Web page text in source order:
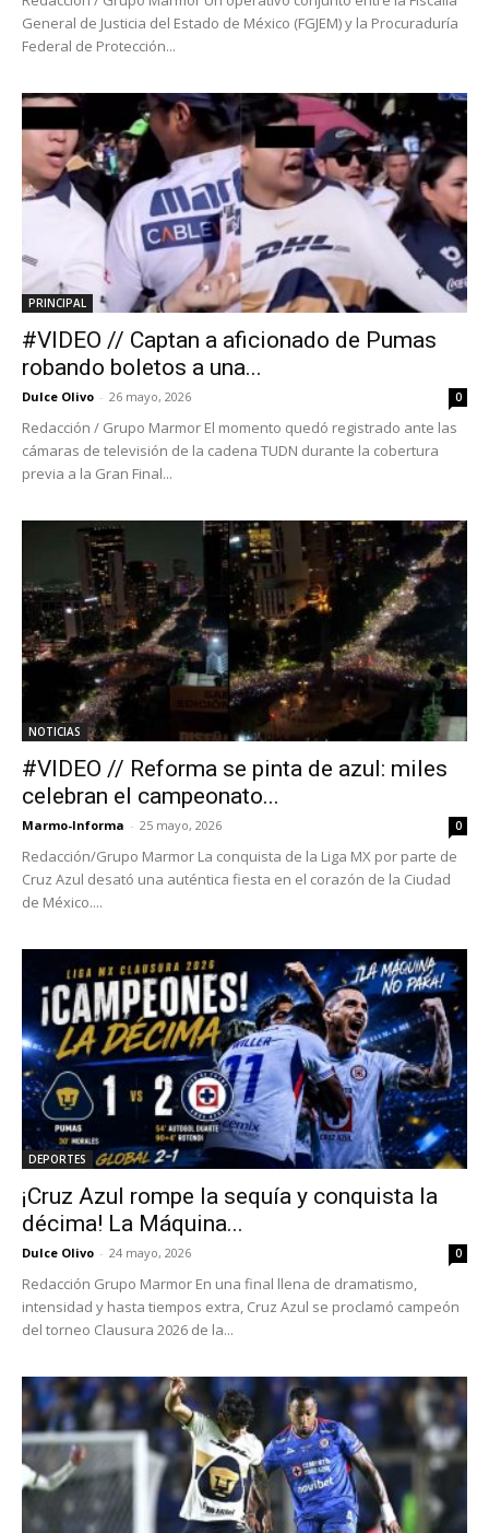
General de Justicia del Estado de México (FGJEM) y la Procuraduría
Federal de Protección...
PRINCIPAL
#VIDEO // Captan a aficionado de Pumas
robando boletos a una...
Dulce Olivo - 26 mayo, 2026 0
Redacción / Grupo Marmor El momento quedó registrado ante las
cámaras de televisión de la cadena TUDN durante la cobertura
previa a la Gran Final...
NOTICIAS
#VIDEO // Reforma se pinta de azul: miles
celebran el campeonato...
Marmo-Informa - 25 mayo, 2026 0
Redacción/Grupo Marmor La conquista de la Liga MX por parte de
Cruz Azul desató una auténtica fiesta en el corazón de la Ciudad
de México....
DEPORTES
¡Cruz Azul rompe la sequía y conquista la
décima! La Máquina...
Dulce Olivo - 24 mayo, 2026 0
Redacción Grupo Marmor En una final llena de dramatismo,
intensidad y hasta tiempos extra, Cruz Azul se proclamó campeón
del torneo Clausura 2026 de la...